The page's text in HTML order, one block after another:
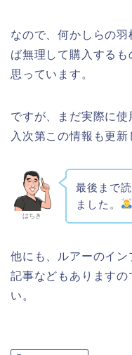
なので、何かしらの
ば無理して購入する
思っています。
ですが、まだ実際に
入次第この情報も更新
はちき
最後まで
ました。
他にも、ルアーのイ
記事などもあります
い。